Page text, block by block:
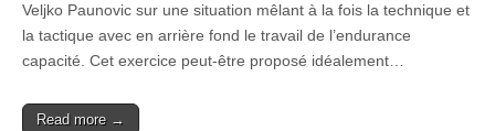
Veljko Paunovic sur une situation mêlant à la fois la technique et
la tactique avec en arrière fond le travail de l’endurance
capacité. Cet exercice peut-être proposé idéalement…
Read more →